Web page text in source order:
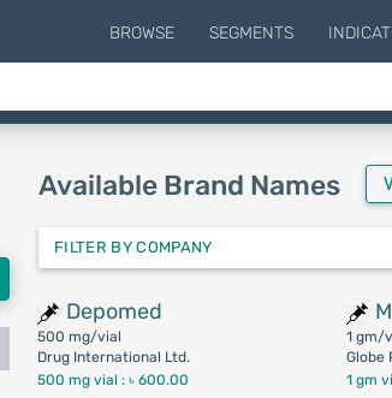
BROWSE SEGMENTS
Available Brand Names
FILTER BY COMPANY
Depomed
500 mg/vial
Drug International Ltd.
500 mg vial :৳ 600.00
1 gm/
Globe
1 gm